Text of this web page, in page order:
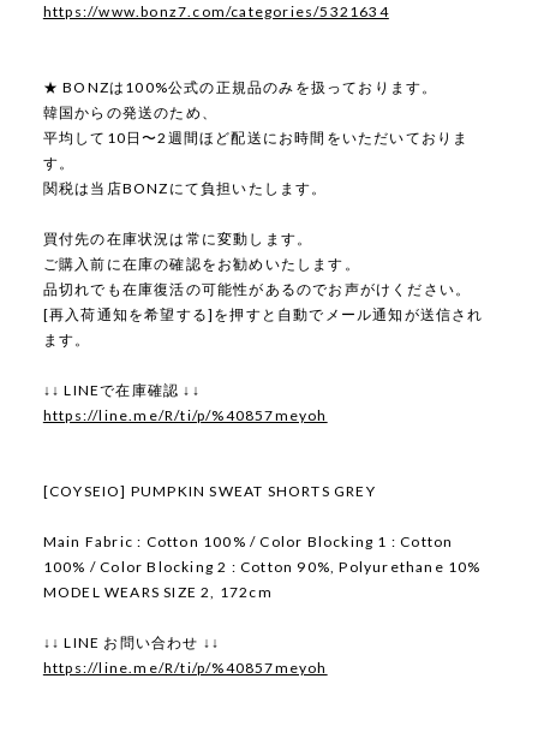
https://www.bonz7.com/categories/5321634
★ BONZは100%公式の正規品のみを扱っております。
韓国からの発送のため、
平均して10日〜2週間ほど配送にお時間をいただいておりま
す。
関税は当店BONZにて負担いたします。
買付先の在庫状況は常に変動します。
ご購入前に在庫の確認をお勧めいたします。
品切れでも在庫復活の可能性があるのでお声がけください。
[再入荷通知を希望する]を押すと自動でメール通知が送信され
ます。
↓↓ LINEで在庫確認 ↓↓
https://line.me/R/ti/p/%40857meyoh
[COYSEIO] PUMPKIN SWEAT SHORTS GREY
Main Fabric : Cotton 100% / Color Blocking 1 : Cotton
100% / Color Blocking 2 : Cotton 90%, Polyurethane 10%
MODEL WEARS SIZE 2, 172cm
↓↓ LINE お問い合わせ ↓↓
https://line.me/R/ti/p/%40857meyoh